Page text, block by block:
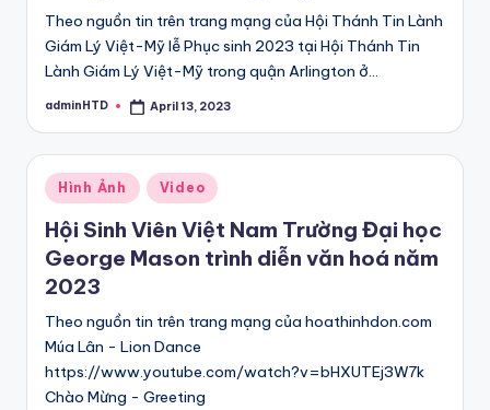
Theo nguồn tin trên trang mạng của Hội Thánh Tin Lành
Giám Lý Việt-Mỹ lễ Phục sinh 2023 tại Hội Thánh Tin
Lành Giám Lý Việt-Mỹ trong quận Arlington ở…
Posted
adminHTD April 13, 2023
Posted
in
Hình Ảnh Video
Hội Sinh Viên Việt Nam Trường Đại học
George Mason trình diễn văn hoá năm
2023
Theo nguồn tin trên trang mạng của hoathinhdon.com
Múa Lân - Lion Dance
https://www.youtube.com/watch?v=bHXUTEj3W7k
Chào Mừng - Greeting